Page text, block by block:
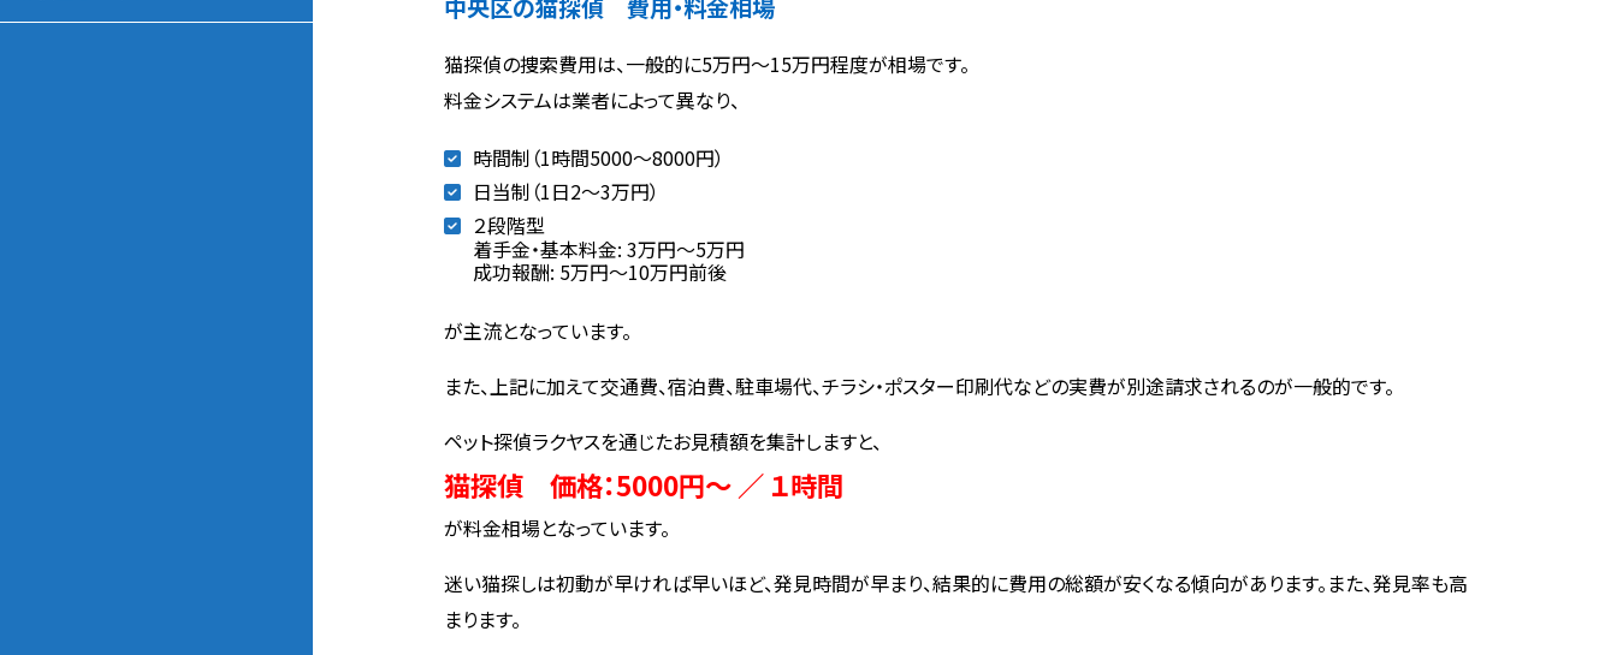
中央区の猫探偵 費用・料金相場
猫探偵の捜索費用は、一般的に5万円〜15万円程度が相場です。
料金システムは業者によって異なり、
時間制（1時間5000～8000円）
日当制（1日2〜3万円）
２段階型
着手金・基本料金: 3万円〜5万円
成功報酬: 5万円〜10万円前後
が主流となっています。
また、上記に加えて交通費、宿泊費、駐車場代、チラシ・ポスター印刷代などの実費が別途請求されるのが一般的です。
ペット探偵ラクヤスを通じたお見積額を集計しますと、
猫探偵 価格：5000円～ ／ １時間
が料金相場となっています。
迷い猫探しは初動が早ければ早いほど、発見時間が早まり、結果的に費用の総額が安くなる傾向があります。また、発見率も高
まります。